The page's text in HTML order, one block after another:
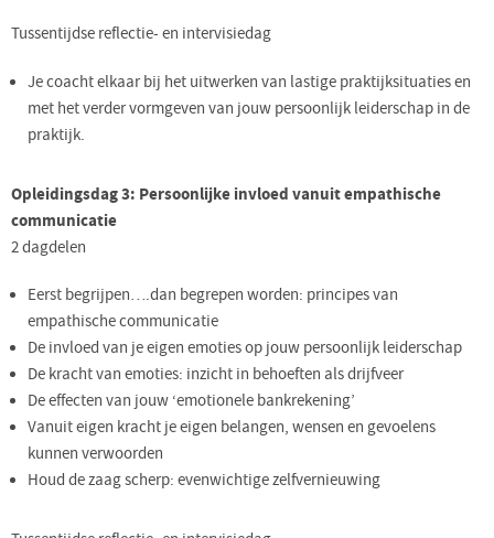
Tussentijdse reflectie- en intervisiedag
Je coacht elkaar bij het uitwerken van lastige praktijksituaties en
met het verder vormgeven van jouw persoonlijk leiderschap in de
praktijk.
Opleidingsdag 3: Persoonlijke invloed vanuit empathische
communicatie
2 dagdelen
Eerst begrijpen….dan begrepen worden: principes van
empathische communicatie
De invloed van je eigen emoties op jouw persoonlijk leiderschap
De kracht van emoties: inzicht in behoeften als drijfveer
De effecten van jouw ‘emotionele bankrekening’
Vanuit eigen kracht je eigen belangen, wensen en gevoelens
kunnen verwoorden
Houd de zaag scherp: evenwichtige zelfvernieuwing